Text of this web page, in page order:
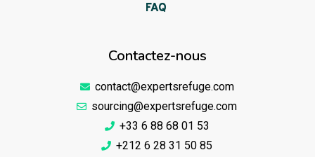
FAQ
Contactez-nous
contact@expertsrefuge.com
sourcing@expertsrefuge.com
+33 6 88 68 01 53
+212 6 28 31 50 85